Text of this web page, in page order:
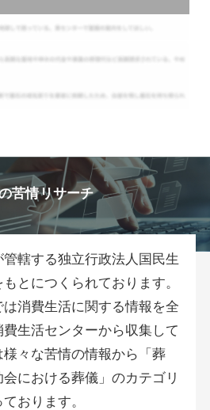
苦情リサーチ
轄する独立行政法人国民生
とにつくられております。
消費生活に関する情報を全
生活センターから収集して
々な苦情の情報から「葬
における葬儀」のカテゴリ
おります。